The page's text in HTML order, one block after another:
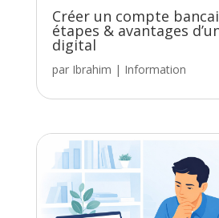
Créer un compte
étapes & avantages
digital
par Ibrahim | Information